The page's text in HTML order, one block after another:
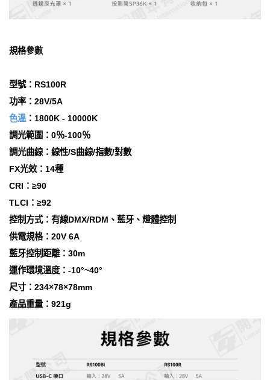
規格參數
型號：RS100R
功率：28V/5A
色溫 ：1800K - 10000K
調光範圍：0％-100％
調光曲線：線性/S曲線/指數/對數
FX光效：14種
CRI：≥90
TLCI：≥92
控制方式：有線DMX/RDM、藍牙、燈體控制
供電規格：20V 6A
藍牙控制距離：30m
運作環境溫度：-10°~40°
尺寸：234×78×78mm
產品重量：921g